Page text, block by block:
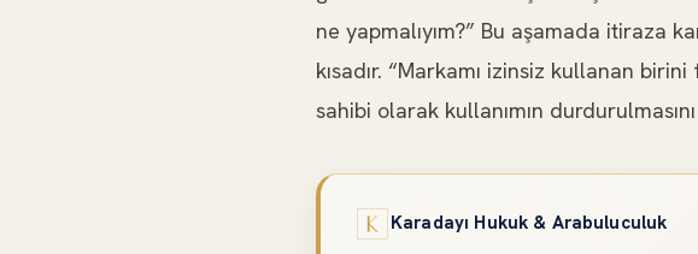
ne yapmalıyım?” Bu aşamada itiraza
kısadır. “Markamı izinsiz kullanan
sahibi olarak kullanımın
Karadayı Hukuk & Arabuluculuk